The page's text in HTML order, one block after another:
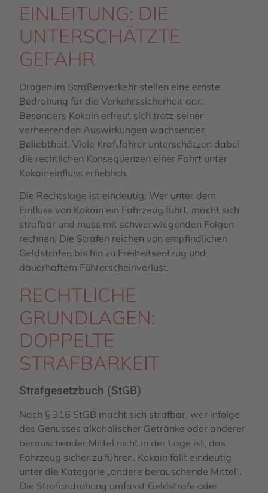
EINLEITUNG: DIE
UNTERSCHÄTZTE
GEFAHR
Drogen im Straßenverkehr stellen eine ernste
Bedrohung für die Verkehrssicherheit dar.
Besonders Kokain erfreut sich trotz seiner
verheerenden Auswirkungen wachsender
Beliebtheit. Viele Kraftfahrer unterschätzen dabei
die rechtlichen Konsequenzen einer Fahrt unter
Kokaineinfluss erheblich.
Die Rechtslage ist eindeutig: Wer unter dem
Einfluss von Kokain ein Fahrzeug führt, macht sich
strafbar und muss mit schwerwiegenden Folgen
rechnen. Die Strafen reichen von empfindlichen
Geldstrafen bis hin zu Freiheitsentzug und
dauerhaftem Führerscheinverlust.
RECHTLICHE
GRUNDLAGEN:
DOPPELTE
STRAFBARKEIT
Strafgesetzbuch (StGB)
Nach § 316 StGB macht sich strafbar, wer infolge
des Genusses alkoholischer Getränke oder anderer
berauschender Mittel nicht in der Lage ist, das
Fahrzeug sicher zu führen. Kokain fällt eindeutig
unter die Kategorie „andere berauschende Mittel“.
Die Strafandrohung umfasst Geldstrafe oder